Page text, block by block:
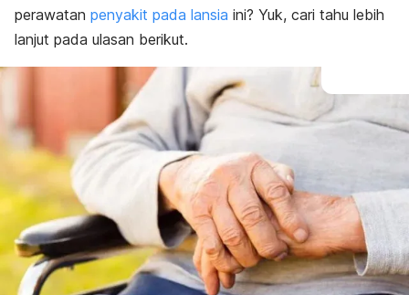
perawatan penyakit pada lansia ini? Yuk, cari tahu lebih
lanjut pada ulasan berikut.